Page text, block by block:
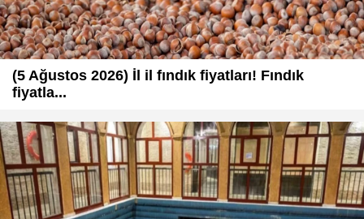
(5 Ağustos 2026) İl il fındık fiyatları! Fındık
fiyatla...